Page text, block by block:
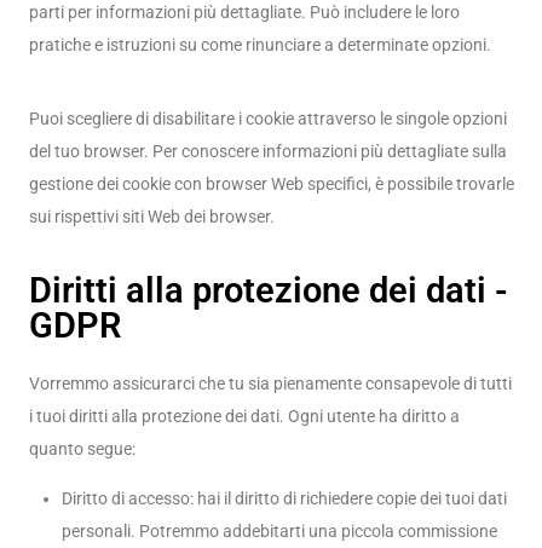
parti per informazioni più dettagliate. Può includere le loro
pratiche e istruzioni su come rinunciare a determinate opzioni.
Puoi scegliere di disabilitare i cookie attraverso le singole opzioni
del tuo browser. Per conoscere informazioni più dettagliate sulla
gestione dei cookie con browser Web specifici, è possibile trovarle
sui rispettivi siti Web dei browser.
Diritti alla protezione dei dati -
GDPR
Vorremmo assicurarci che tu sia pienamente consapevole di tutti
i tuoi diritti alla protezione dei dati. Ogni utente ha diritto a
quanto segue:
Diritto di accesso: hai il diritto di richiedere copie dei tuoi dati
personali. Potremmo addebitarti una piccola commissione